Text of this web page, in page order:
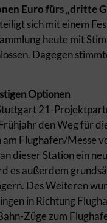
Euro fürs „dritte
sich mit einem
heute mit
Dagegen
Optionen
21-
den Weg für
Flughafen/Messe
dieser Station ein
es außerdem
Des Weiteren
in Richtung
Züge zum